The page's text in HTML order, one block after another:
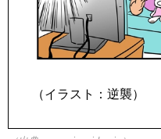
（イラスト：逆襲）